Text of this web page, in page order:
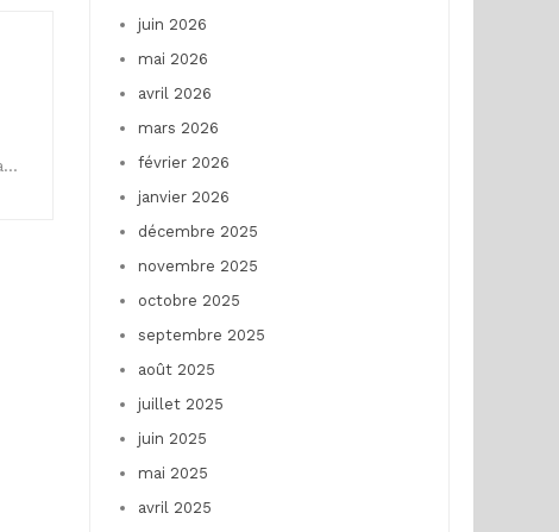
juin 2026
mai 2026
avril 2026
mars 2026
février 2026
janvier 2026
décembre 2025
novembre 2025
octobre 2025
septembre 2025
août 2025
juillet 2025
juin 2025
mai 2025
avril 2025